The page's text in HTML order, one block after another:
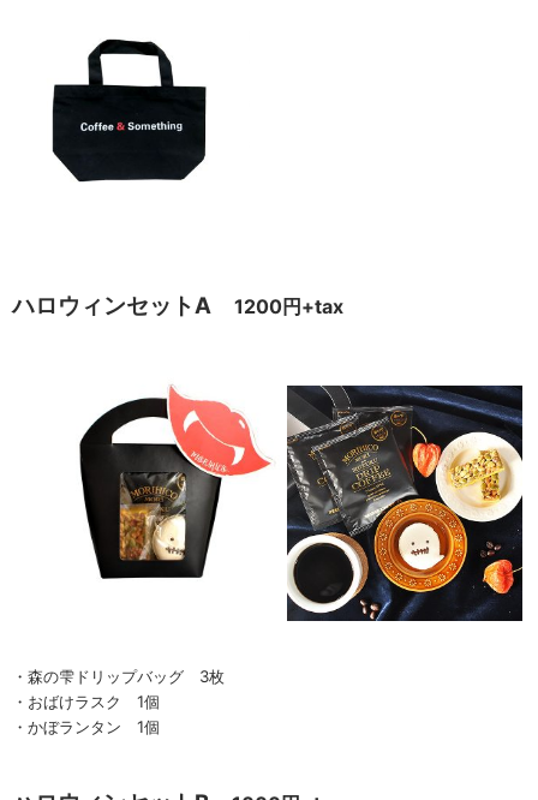
ハロウィンセットA 1200円+tax
・森の雫ドリップバッグ 3枚
・おばけラスク 1個
・かぼランタン 1個